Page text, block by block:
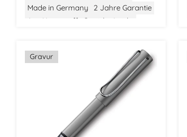
Made in Germany
2 Jahre Garantie
Aus Kunststoff
Gewicht: Leicht
Gravur